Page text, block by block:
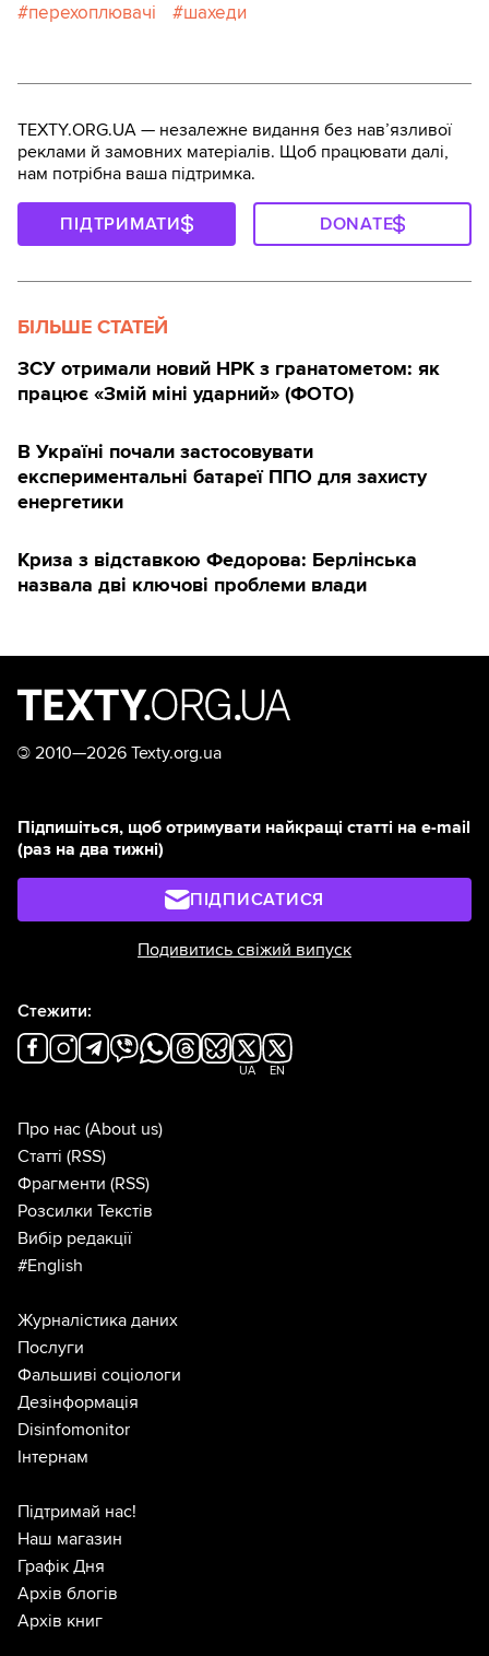
перехоплювачі
шахеди
TEXTY.ORG.UA — незалежне видання без навʼязливої
реклами й замовних матеріалів. Щоб працювати далі,
нам потрібна ваша підтримка.
ПІДТРИМАТИ DONATE
БІЛЬШЕ СТАТЕЙ
ЗСУ отримали новий НРК з гранатометом: як
працює «Змій міні ударний» (ФОТО)
В Україні почали застосовувати
експериментальні батареї ППО для захисту
енергетики
Криза з відставкою Федорова: Берлінська
назвала дві ключові проблеми влади
© 2010—2026 Texty.org.ua
Підпишіться, щоб отримувати найкращі статті на e-mail
(раз на два тижні)
ПІДПИСАТИСЯ
Подивитись свіжий випуск
Стежити:
UA EN
Про нас (About us)
Статті (RSS)
Фрагменти (RSS)
Розсилки Текстів
Вибір редакції
#English
Журналістика даних
Послуги
Фальшиві соціологи
Дезінформація
Disinfomonitor
Інтернам
Підтримай нас!
Наш магазин
Графік Дня
Архів блогів
Архів книг